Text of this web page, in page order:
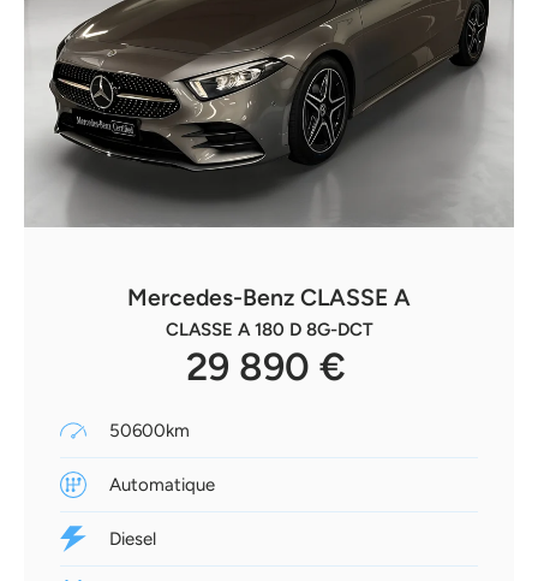
Mercedes-Benz CLASSE A
CLASSE A 180 D 8G-DCT
29 890 €
50600km
Automatique
Diesel